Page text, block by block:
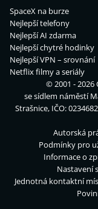
SpaceX na burze
Nejlepší telefony
Nejlepší AI zdarma
Nejlepší chytré hodinky
Nejlepší VPN – srovnání
Netflix filmy a seriály
© 2001 - 2026
se sídlem náměstí
Strašnice, IČO:
Autorská
Podmínky pro
Informace o
Nastavení
Jednotná kontaktní